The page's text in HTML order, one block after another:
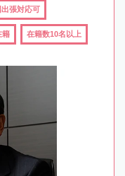
出張対応可
籍 在籍数10名以上